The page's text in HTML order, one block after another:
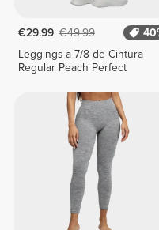
€29.99 €49.99
Leggings a 7/8 de Cintura
Regular Peach Perfect